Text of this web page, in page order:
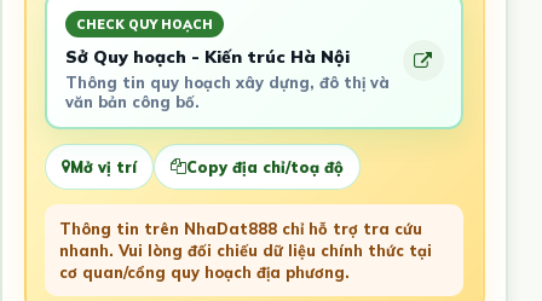
CHECK QUY HOẠCH
Sở Quy hoạch - Kiến trúc Hà Nội
Thông tin quy hoạch xây dựng, đô thị và
văn bản công bố.
Mở vị trí Copy địa chỉ/toạ độ
Thông tin trên NhaDat888 chỉ hỗ trợ tra cứu
nhanh. Vui lòng đối chiếu dữ liệu chính thức tại
cơ quan/cổng quy hoạch địa phương.